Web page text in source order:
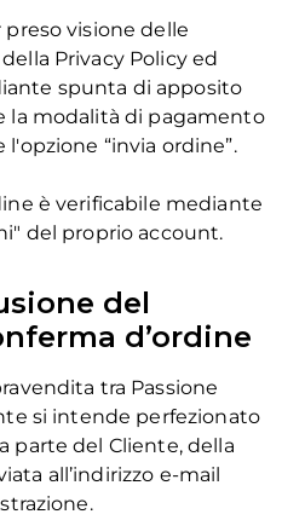
preso visione delle
Privacy Policy ed
spunta di apposito
la modalità di pagamento
“invia ordine”.
è verificabile mediante
del proprio account.
del
d’ordine
tra Passione
si intende perfezionato
parte del Cliente, della
all’indirizzo e-mail